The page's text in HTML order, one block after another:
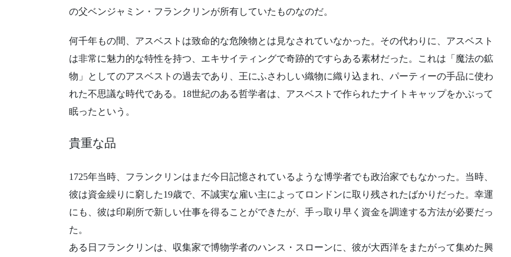
の父ベンジャミン・フランクリンが所有していたものなのだ。
何千年もの間、アスベストは致命的な危険物とは見なされていなかった。その代わりに、アスベスト
は非常に魅力的な特性を持つ、エキサイティングで奇跡的ですらある素材だった。これは「魔法の鉱
物」としてのアスベストの過去であり、王にふさわしい織物に織り込まれ、パーティーの手品に使わ
れた不思議な時代である。18世紀のある哲学者は、アスベストで作られたナイトキャップをかぶって
眠ったという。
貴重な品
1725年当時、フランクリンはまだ今日記憶されているような博学者でも政治家でもなかった。当時、
彼は資金繰りに窮した19歳で、不誠実な雇い主によってロンドンに取り残されたばかりだった。幸運
にも、彼は印刷所で新しい仕事を得ることができたが、手っ取り早く資金を調達する方法が必要だっ
た。
ある日フランクリンは、収集家で博物学者のハンス・スローンに、彼が大西洋をまたがって集めた興